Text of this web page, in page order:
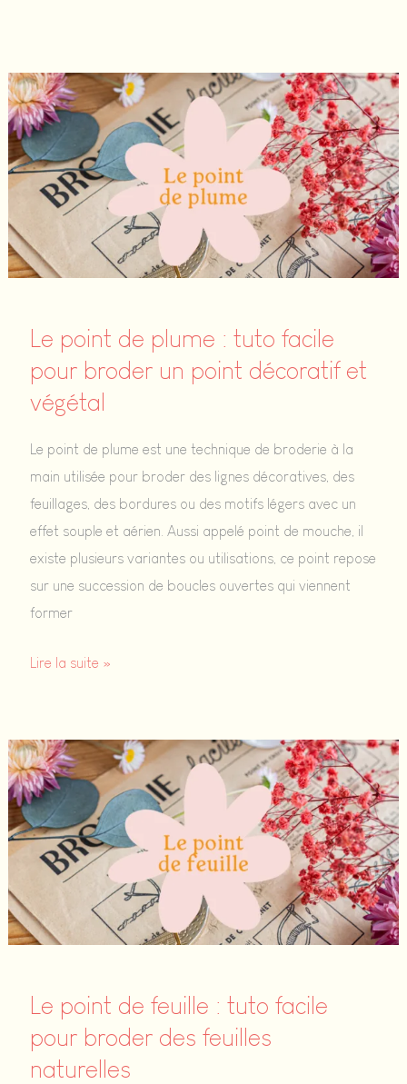
piqûre
surjeté
:
tuto
facile
pour
une
en
broderie
Le point de plume : tuto facile
pour broder un point décoratif et
végétal
Le point de plume est une technique de broderie à la
main utilisée pour broder des lignes décoratives, des
feuillages, des bordures ou des motifs légers avec un
effet souple et aérien. Aussi appelé point de mouche, il
existe plusieurs variantes ou utilisations, ce point repose
sur une succession de boucles ouvertes qui viennent
former
Le
plume
:
tuto
facile
pour
broder
un
point
végétal
Lire la suite »
Le point de feuille : tuto facile
pour broder des feuilles
naturelles